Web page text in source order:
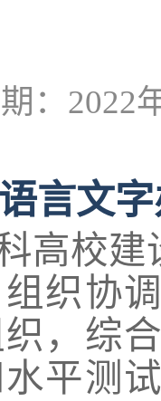
期：2022
言文
高校
组织协
，综
平测